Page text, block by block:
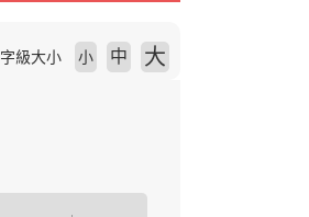
字級大小 小 中 大